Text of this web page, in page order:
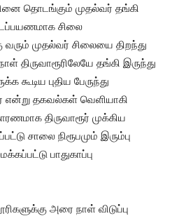
தொடங்கும் முதல்வர் தங்கி
சிலை
வரும் முதல்வர் சிலையை திறந்து
திருவாரூரிலேயே தங்கி இருந்து
கூடிய புதிய பேருந்து
என்று தகவல்கள் வெளியாகி
திருவாரூர் முக்கிய
சாலை நிரூபமும் இரும்பு
பாதுகாப்பு
அரை நாள் விடுப்பு